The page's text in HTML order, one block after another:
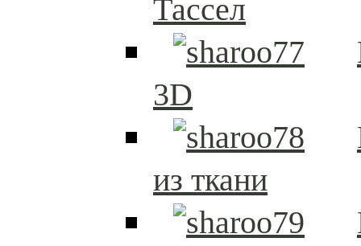
Тассел
3D
из ткани